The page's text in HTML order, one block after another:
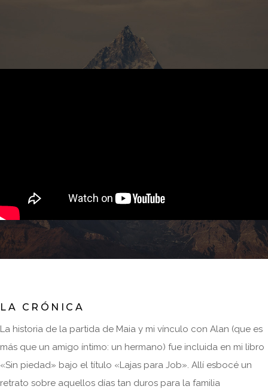
LA CRÓNICA
La historia de la partida de Maia y mi vínculo con Alan (que es
más que un amigo íntimo: un hermano) fue incluida en mi libro
«Sin piedad» bajo el título «Lajas para Job». Allí esbocé un
retrato sobre aquellos días tan duros para la familia